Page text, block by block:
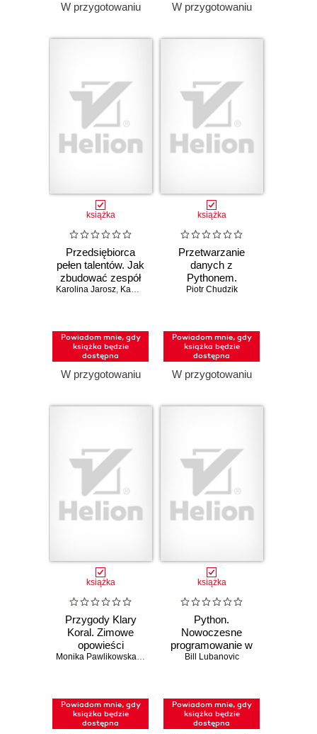
W przygotowaniu W przygotowaniu
książka
Przedsiębiorca
pełen talentów. Jak
zbudować zespół
na mocnych
Karolina Jarosz, Kamila Rowińska
Powiadom mnie, gdy
książka będzie
dostępna
W przygotowaniu
książka
Przetwarzanie
danych z
Pythonem.
Praktyczny
Dask, Polars i
PySpark
Piotr Chudzik
Powiadom mnie, gdy
książka będzie
dostępna
W przygotowaniu
książka
Przygody Klary
Koral. Zimowe
opowieści
logopedyczne Monika Pawlikowska
,Monika Ignasiak
Powiadom mnie, gdy
książka będzie
dostępna
książka
Python.
Nowoczesne
programowanie w
prostych krokach.
Bill Lubanovic
Powiadom mnie, gdy
książka będzie
dostępna